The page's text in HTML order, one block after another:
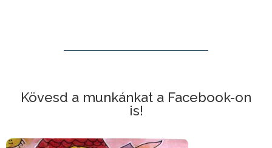
Kövesd a munkánkat a Facebook-on
is!